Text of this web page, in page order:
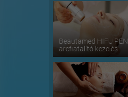
Beautamed HIFU PEN
arcfiatalító kezelés